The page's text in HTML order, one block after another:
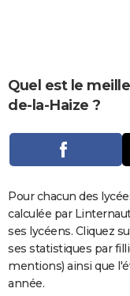
Carte de Noël
Carte Bonne année
Carte Saint-Valentin
Carte Pâques
Carte d'anniversaire
DICTIONNAIRE
Dictionnaire
Biographies
Citations
Expressions
Proverbes
COPAINS D'AVANT
FORUM
Bricolage
Lifestyle
Culture
Television
Voyage
Cinema
Quel est le
de-la-Haize ?
Pour chacun des
calculée par
ses lycéens. Cliquez
ses statistiques par
mentions) ainsi que
année.